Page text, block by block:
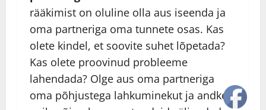
rääkimist on oluline olla aus iseenda ja
oma partneriga oma tunnete osas. Kas
olete kindel, et soovite suhet lõpetada?
Kas olete proovinud probleeme
lahendada? Olge aus oma partneriga
oma põhjustega lahkuminekut ja andke